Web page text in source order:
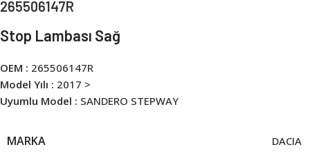
265506147R
Stop Lambası Sağ
OEM : 265506147R
Model Yılı : 2017 >
Uyumlu Model : SANDERO STEPWAY
MARKA DACIA